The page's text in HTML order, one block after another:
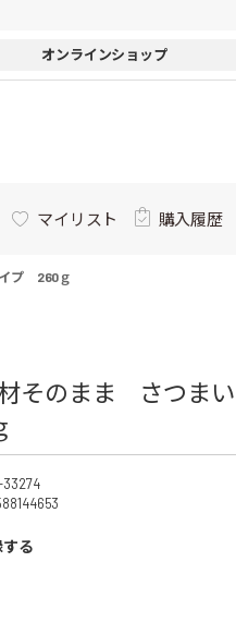
オンラインショップ
マイリスト 購入履歴
プ 260ｇ
そのまま さつま
る